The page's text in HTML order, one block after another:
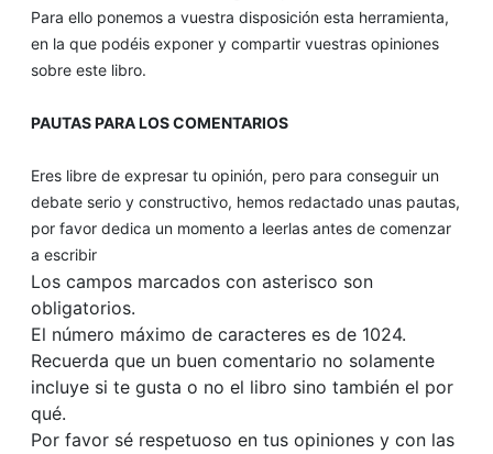
Para ello ponemos a vuestra disposición esta herramienta,
en la que podéis exponer y compartir vuestras opiniones
sobre este libro.
PAUTAS PARA LOS COMENTARIOS
Eres libre de expresar tu opinión, pero para conseguir un
debate serio y constructivo, hemos redactado unas pautas,
por favor dedica un momento a leerlas antes de comenzar
a escribir
Los campos marcados con asterisco son
obligatorios.
El número máximo de caracteres es de 1024.
Recuerda que un buen comentario no solamente
incluye si te gusta o no el libro sino también el por
qué.
Por favor sé respetuoso en tus opiniones y con las